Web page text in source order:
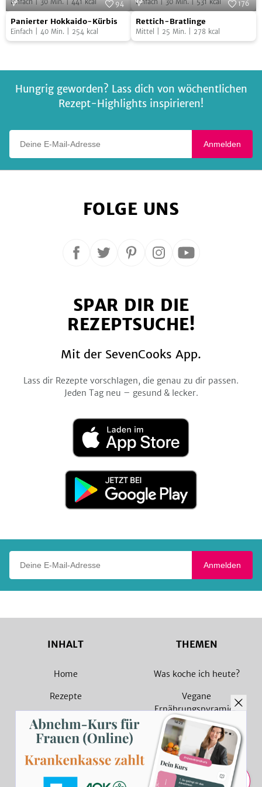
Gemüse
Einfach 30 Min. 441 kcal Einfach 30 Min. 531 kcal
Panierter
Hokkaido-
Kürbis
Foto: SevenCooks
94
Panierter Hokkaido-Kürbis
Einfach 40 Min. 254 kcal
Rettich-
Bratlinge
176
Rettich-Bratlinge
Mittel 25 Min. 278 kcal
Hungrig geworden? Lass dich von wöchentlichen
Rezept-Highlights inspirieren!
Anmelden
FOLGE UNS
Folge
Facebook
Folge
Twitter
Folge
Pinterest
Folge
Instagram
Folge
YouTube
SPAR DIR DIE
REZEPTSUCHE!
Mit der SevenCooks App.
Lass dir Rezepte vorschlagen, die genau zu dir passen.
Jeden Tag neu – gesund & lecker.
Laden
im
App
Jetzt
Google
Anmelden
INHALT
Home
Rezepte
Magazin
Sammlungen
Rezept Suche
THEMEN
Was koche ich heute?
Vegane
Ernährungspyramide
Vegane Rezepte
Vegetarische Rezepte